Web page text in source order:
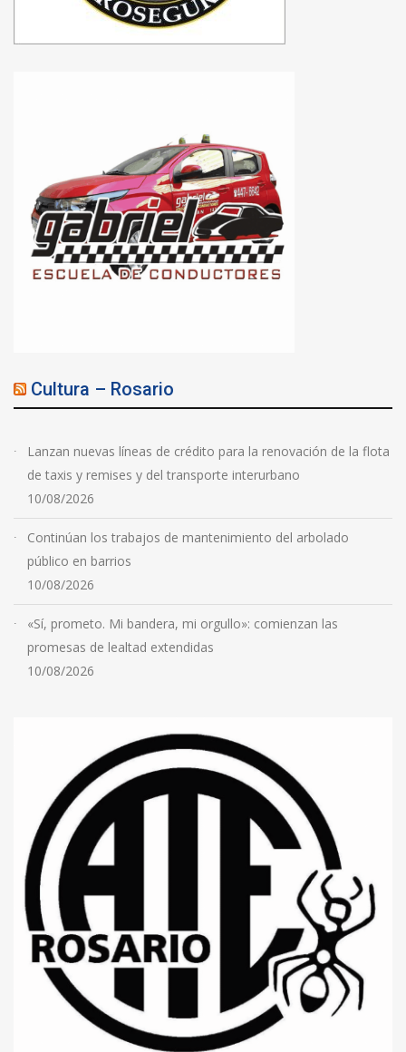
Cultura – Rosario
Lanzan nuevas líneas de crédito para la renovación de la flota
de taxis y remises y del transporte interurbano
10/08/2026
Continúan los trabajos de mantenimiento del arbolado
público en barrios
10/08/2026
«Sí, prometo. Mi bandera, mi orgullo»: comienzan las
promesas de lealtad extendidas
10/08/2026